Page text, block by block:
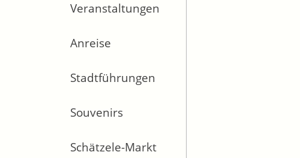
Veranstaltungen
Anreise
Stadtführungen
Souvenirs
Schätzele-Markt